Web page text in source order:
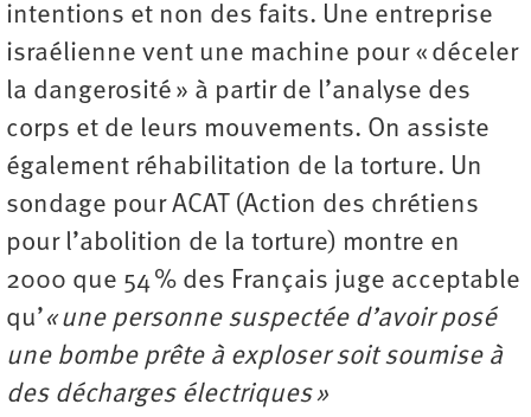
intentions et non des faits. Une entreprise
israélienne vent une machine pour « déceler
la dangerosité » à partir de l’analyse des
corps et de leurs mouvements. On assiste
également réhabilitation de la torture. Un
sondage pour ACAT (Action des chrétiens
pour l’abolition de la torture) montre en
2000 que 54 % des Français juge acceptable
qu’« une personne suspectée d’avoir posé
une bombe prête à exploser soit soumise à
des décharges électriques »